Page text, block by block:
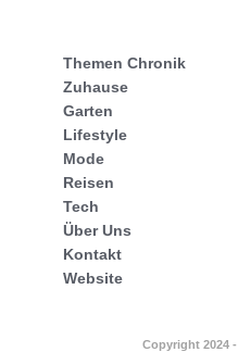
Themen Chronik
Zuhause
Garten
Lifestyle
Mode
Reisen
Tech
Über Uns
Kontakt
Website
Copyright 2024